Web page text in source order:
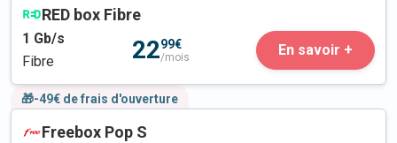
RED box Fibre
1 Gb/s
Fibre
2299€
/mois En savoir +
🎁-49€ de frais d'ouverture
Freebox Pop S